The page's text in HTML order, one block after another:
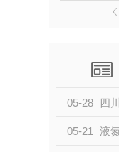
05-28
05-21